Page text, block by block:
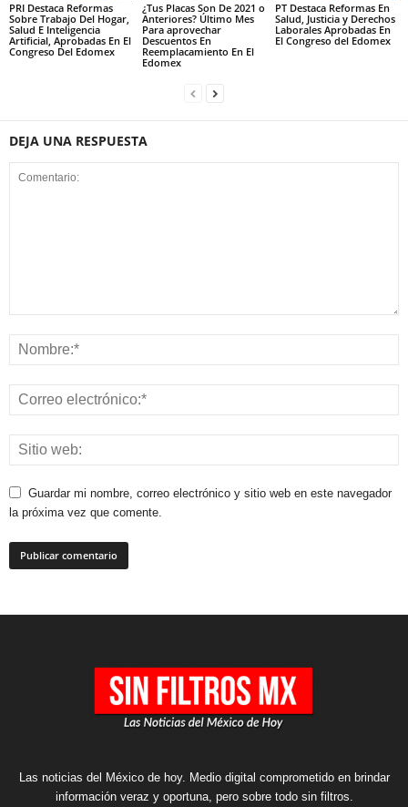
PRI Destaca Reformas
Sobre Trabajo Del Hogar,
Salud E Inteligencia
Artificial, Aprobadas En El
Congreso Del Edomex
¿Tus Placas Son De 2021 o
Anteriores? Último Mes
Para aprovechar
Descuentos En
Reemplacamiento En El
Edomex
PT Destaca Reformas En
Salud, Justicia y Derechos
Laborales Aprobadas En
El Congreso del Edomex
DEJA UNA RESPUESTA
Guardar mi nombre, correo electrónico y sitio web en este navegador
la próxima vez que comente.
Las noticias del México de hoy. Medio digital comprometido en brindar
información veraz y oportuna, pero sobre todo sin filtros.